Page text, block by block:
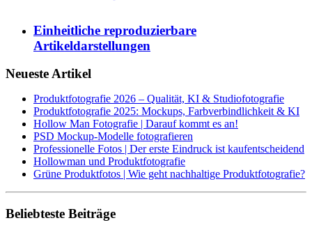
Einheitliche reproduzierbare
Artikeldarstellungen
Neueste Artikel
Produktfotografie 2026 – Qualität, KI & Studiofotografie
Produktfotografie 2025: Mockups, Farbverbindlichkeit & KI
Hollow Man Fotografie | Darauf kommt es an!
PSD Mockup-Modelle fotografieren
Professionelle Fotos | Der erste Eindruck ist kaufentscheidend
Hollowman und Produktfotografie
Grüne Produktfotos | Wie geht nachhaltige Produktfotografie?
Beliebteste Beiträge